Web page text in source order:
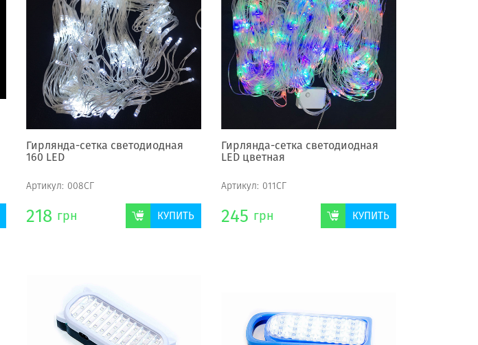
Гирлянда-сетка светодиодная
160 LED
Артикул: 008СГ
218 грн КУПИТЬ
Гирлянда-сетка светодиодная
LED цветная
Артикул: 011СГ
245 грн КУПИТЬ